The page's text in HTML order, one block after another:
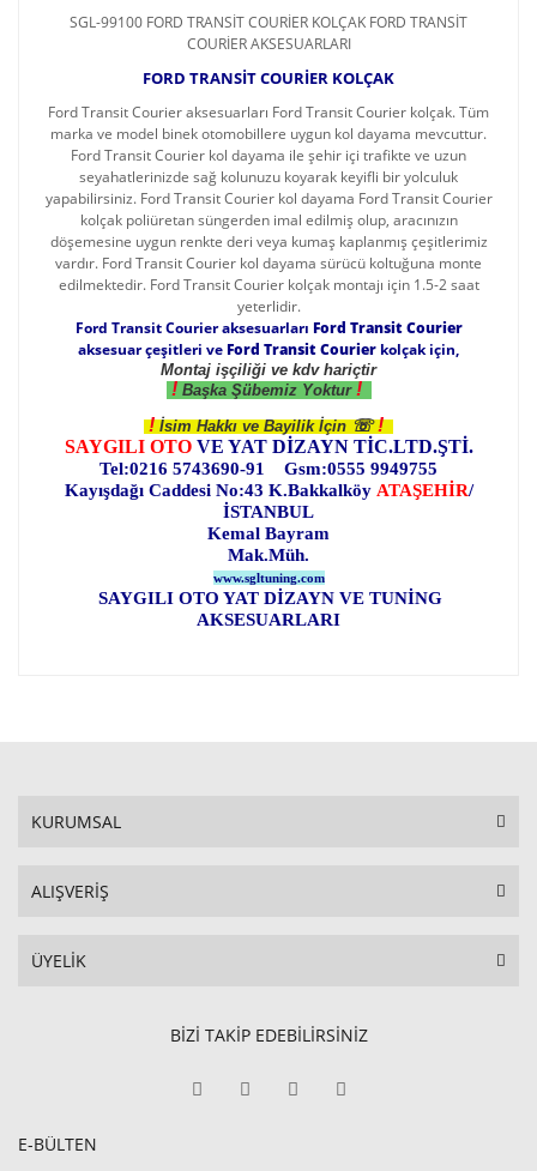
SGL-99100 FORD TRANSİT COURİER KOLÇAK FORD TRANSİT
COURİER AKSESUARLARI
FORD TRANSİT COURİER KOLÇAK
Ford Transit Courier aksesuarları Ford Transit Courier kolçak. Tüm
marka ve model binek otomobillere uygun kol dayama mevcuttur.
Ford Transit Courier kol dayama ile şehir içi trafikte ve uzun
seyahatlerinizde sağ kolunuzu koyarak keyifli bir yolculuk
yapabilirsiniz. Ford Transit Courier kol dayama Ford Transit Courier
kolçak poliüretan süngerden imal edilmiş olup, aracınızın
döşemesine uygun renkte deri veya kumaş kaplanmış çeşitlerimiz
vardır. Ford Transit Courier kol dayama sürücü koltuğuna monte
edilmektedir. Ford Transit Courier kolçak montajı için 1.5-2 saat
yeterlidir.
Ford Transit Courier aksesuarları Ford Transit Courier
aksesuar çeşitleri ve Ford Transit Courier kolçak için,
Montaj işçiliği ve kdv hariçtir
! Başka Şübemiz Yoktur !
! İsim Hakkı ve Bayilik İçin☏ !
SAYGILI OTOVE YAT DİZAYN TİC.LTD.ŞTİ.
Tel:0216 5743690-91 Gsm:0555 9949755
Kayışdağı Caddesi No:43 K.Bakkalköy ATAŞEHİR/
İSTANBUL
Kemal Bayram
Mak.Müh.
www.sgltuning.com
SAYGILI OTO YAT DİZAYN VE TUNİNG
AKSESUARLARI
KURUMSAL
ALIŞVERİŞ
ÜYELİK
BİZİ TAKİP EDEBİLİRSİNİZ
E-BÜLTEN